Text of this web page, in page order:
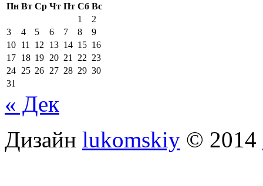
Пн Вт Ср Чт Пт Сб Вс
1
2
3
4 5 6 7 8
9
10 11 12 13 14 15 16
17 18 19 20 21 22 23
24 25 26 27 28 29 30
31
« Дек
Дизайн lukomskiy © 2014